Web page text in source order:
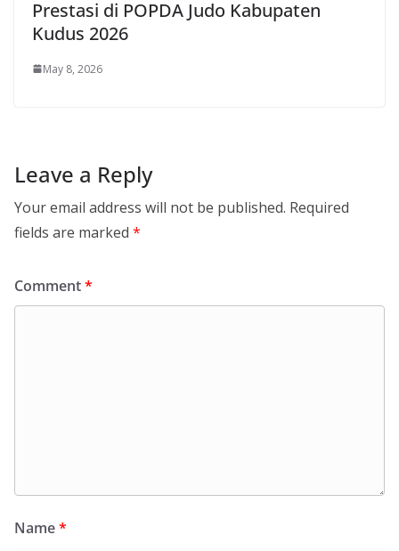
Prestasi di POPDA Judo Kabupaten
Kudus 2026
May 8, 2026
Leave a Reply
Your email address will not be published. Required
fields are marked *
Comment*
Name*